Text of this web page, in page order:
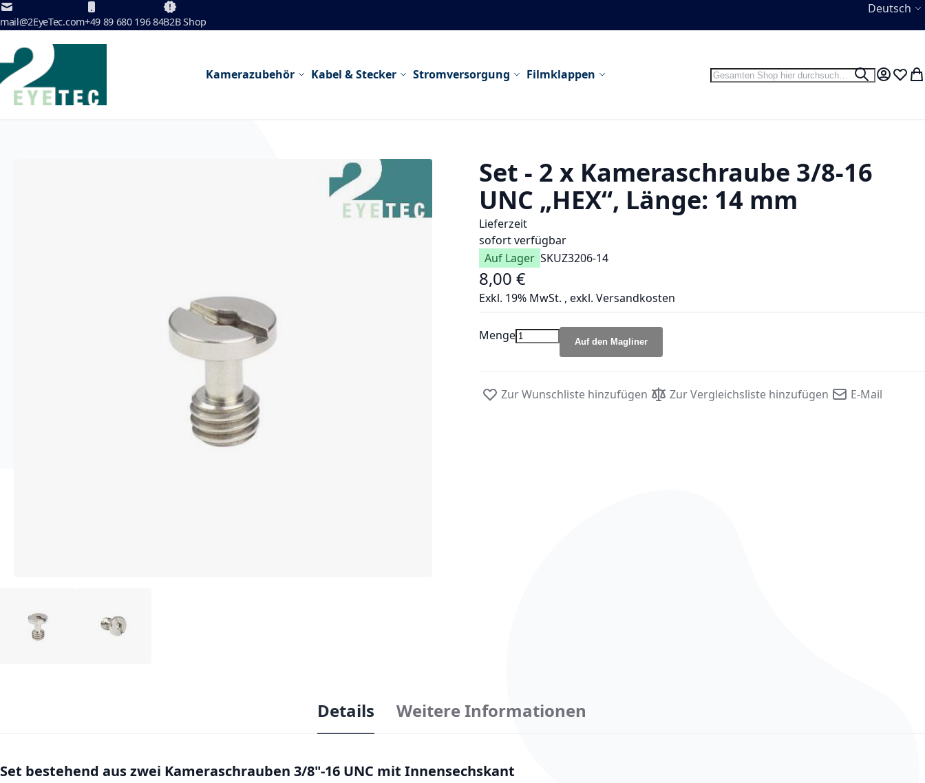
Zum Inhalt springen
mail@2EyeTec.com+49 89 680 196 84B2B Shop
Sprache
Deutsch
Kamerazubehör Kabel & Stecker Stromversorgung Filmklappen Suche
Suche
Mein
Set - 2 x Kameraschraube 3/8-16
UNC „HEX“, Länge: 14 mm
Lieferzeit
sofort verfügbar
Auf Lager SKUZ3206-14
8,00 €
Exkl. 19% MwSt. , exkl. Versandkosten
Menge Auf den Magliner
Zur Wunschliste hinzufügen Zur Vergleichsliste hinzufügen E-Mail
Details
Set bestehend aus zwei Kameraschrauben 3/8"-16 UNC mit Innensechskant
Weitere Informationen